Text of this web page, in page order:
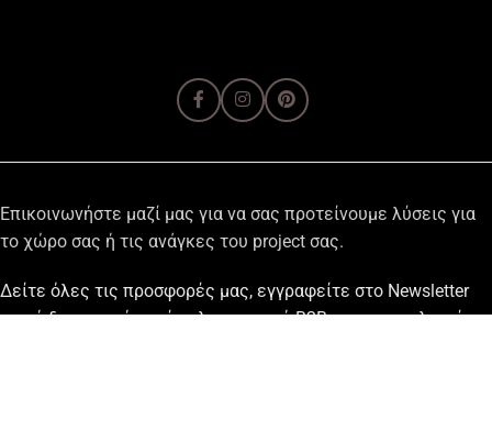
Επικοινωνήστε μαζί μας για να σας προτείνουμε λύσεις για
το χώρο σας ή τις ανάγκες του project σας.
Δείτε όλες τις προσφορές μας, εγγραφείτε στο Newsletter
μας ή δημιουργήστε ένα λογαριασμό B2B για επαγγελματίες